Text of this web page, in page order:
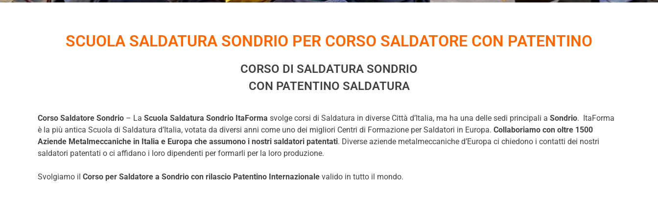
SCUOLA SALDATURA SONDRIO PER CORSO SALDATORE CON PATENTINO
CORSO DI SALDATURA SONDRIO
CON PATENTINO SALDATURA
Corso SaldatoreSondrio – LaScuola Saldatura Sondrio ItaForma svolge corsi di Saldatura in diverse Città d’Italia, ma ha una delle sedi principali aSondrio. ItaForma
è la più antica Scuola di Saldatura d’Italia, votata da diversi anni come uno dei migliori Centri di Formazione per Saldatori in Europa.Collaboriamo con oltre 1500
Aziende Metalmeccaniche in Italia e Europa che assumono i nostri saldatori patentati. Diverse aziende metalmeccaniche d’Europa ci chiedono i contatti dei nostri
saldatori patentati o ci affidano i loro dipendenti per formarli per la loro produzione.
Svolgiamo ilCorso per Saldatore a Sondrio con rilascio Patentino Internazionale valido in tutto il mondo.